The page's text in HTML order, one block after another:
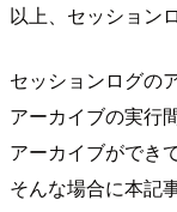
以上、セッション
セッションログの
アーカイブの実行
アーカイブができ
そんな場合に本記